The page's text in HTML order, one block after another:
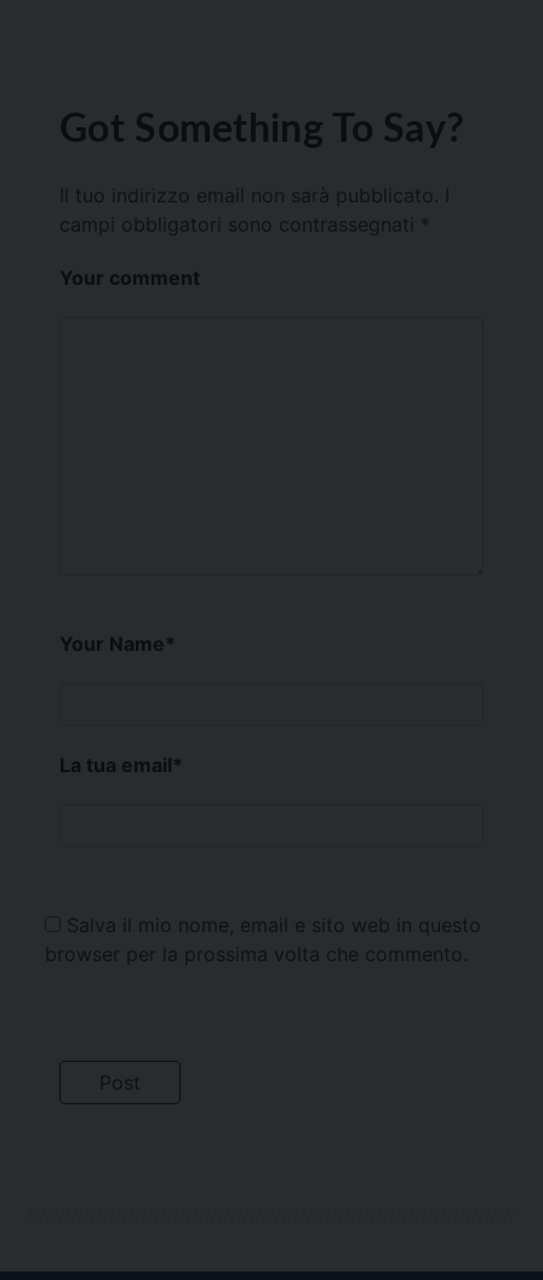
Got Something To Say?
Il tuo indirizzo email non sarà pubblicato.
campi obbligatori sono contrassegnati *
Your comment
Your Name*
La tua email*
Salva il mio nome, email e sito web in questo
browser per la prossima volta che commento.